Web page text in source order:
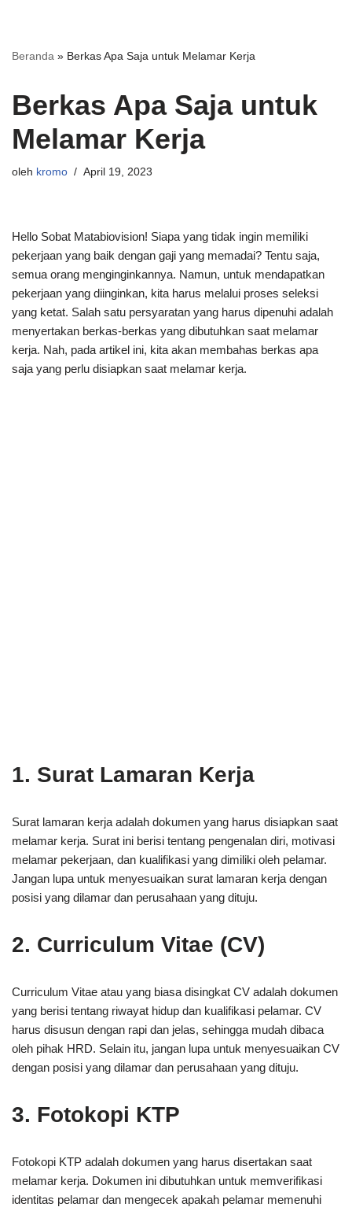
Beranda » Berkas Apa Saja untuk Melamar Kerja
Berkas Apa Saja untuk
Melamar Kerja
oleh kromo April 19, 2023
Hello Sobat Matabiovision! Siapa yang tidak ingin memiliki
pekerjaan yang baik dengan gaji yang memadai? Tentu saja,
semua orang menginginkannya. Namun, untuk mendapatkan
pekerjaan yang diinginkan, kita harus melalui proses seleksi
yang ketat. Salah satu persyaratan yang harus dipenuhi adalah
menyertakan berkas-berkas yang dibutuhkan saat melamar
kerja. Nah, pada artikel ini, kita akan membahas berkas apa
saja yang perlu disiapkan saat melamar kerja.
1. Surat Lamaran Kerja
Surat lamaran kerja adalah dokumen yang harus disiapkan saat
melamar kerja. Surat ini berisi tentang pengenalan diri, motivasi
melamar pekerjaan, dan kualifikasi yang dimiliki oleh pelamar.
Jangan lupa untuk menyesuaikan surat lamaran kerja dengan
posisi yang dilamar dan perusahaan yang dituju.
2. Curriculum Vitae (CV)
Curriculum Vitae atau yang biasa disingkat CV adalah dokumen
yang berisi tentang riwayat hidup dan kualifikasi pelamar. CV
harus disusun dengan rapi dan jelas, sehingga mudah dibaca
oleh pihak HRD. Selain itu, jangan lupa untuk menyesuaikan CV
dengan posisi yang dilamar dan perusahaan yang dituju.
3. Fotokopi KTP
Fotokopi KTP adalah dokumen yang harus disertakan saat
melamar kerja. Dokumen ini dibutuhkan untuk memverifikasi
identitas pelamar dan mengecek apakah pelamar memenuhi